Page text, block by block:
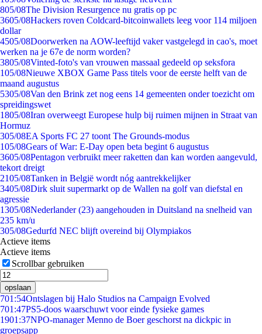
805/08The Division Resurgence nu gratis op pc
3605/08Hackers roven Coldcard-bitcoinwallets leeg voor 114 miljoen
dollar
4505/08Doorwerken na AOW-leeftijd vaker vastgelegd in cao's, moet
werken na je 67e de norm worden?
3805/08Vinted-foto's van vrouwen massaal gedeeld op seksfora
105/08Nieuwe XBOX Game Pass titels voor de eerste helft van de
maand augustus
5305/08Van den Brink zet nog eens 14 gemeenten onder toezicht om
spreidingswet
1805/08Iran overweegt Europese hulp bij ruimen mijnen in Straat van
Hormuz
305/08EA Sports FC 27 toont The Grounds-modus
105/08Gears of War: E-Day open beta begint 6 augustus
3605/08Pentagon verbruikt meer raketten dan kan worden aangevuld,
tekort dreigt
2105/08Tanken in België wordt nóg aantrekkelijker
3405/08Dirk sluit supermarkt op de Wallen na golf van diefstal en
agressie
1305/08Nederlander (23) aangehouden in Duitsland na snelheid van
235 km/u
305/08Gedurfd NEC blijft overeind bij Olympiakos
Actieve items
Actieve items
Scrollbar gebruiken
opslaan
701:54Ontslagen bij Halo Studios na Campaign Evolved
701:47PS5-doos waarschuwt voor einde fysieke games
1901:37NPO-manager Menno de Boer geschorst na dickpic in
groepsapp